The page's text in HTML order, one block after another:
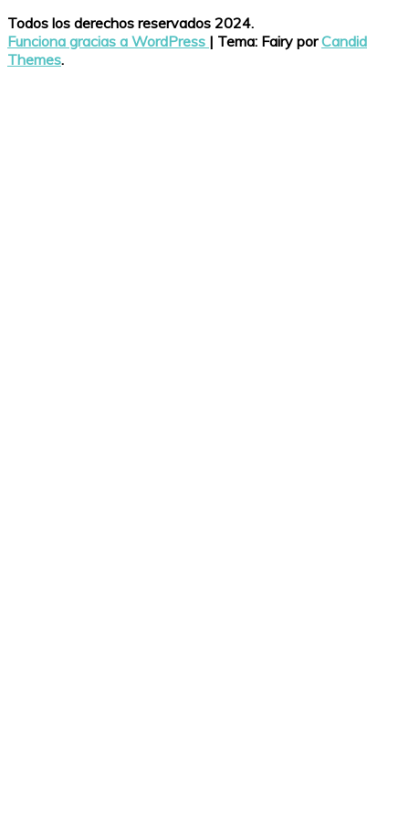
Todos los derechos reservados 2024.
Funciona gracias a WordPress | Tema: Fairy porCandid
Themes.